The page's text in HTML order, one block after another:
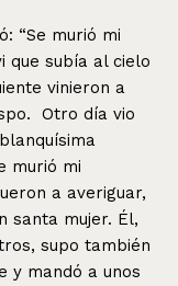
“Se murió mi
que subía al cielo
vinieron a
Otro día vio
murió mi
a averiguar,
santa mujer. Él,
supo también
y mandó a unos